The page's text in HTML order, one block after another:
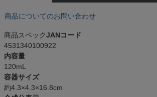
商品についてのお問い合わせ
商品スペックJANコード
4531340100922
内容量
120mL
容器サイズ
約4.3×4.3×16.8cm